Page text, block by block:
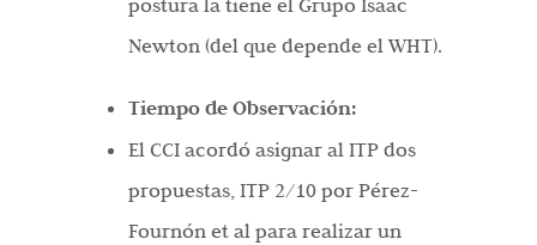
postura la tiene el Grupo Isaac
Newton (del que depende el WHT).
Tiempo de Observación:
El CCI acordó asignar al ITP dos
propuestas, ITP 2/10 por Pérez-
Fournón et al para realizar un